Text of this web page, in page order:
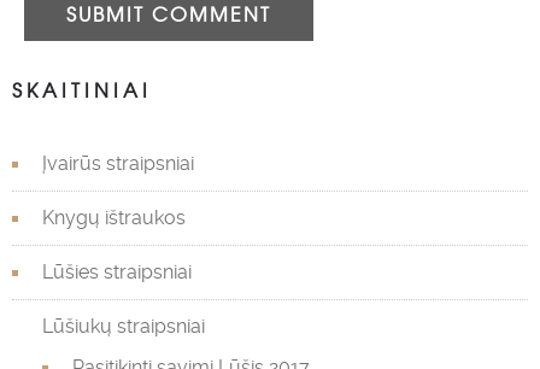
SUBMIT COMMENT
SKAITINIAI
Įvairūs straipsniai
Knygų ištraukos
Lūšies straipsniai
Lūšiukų straipsniai